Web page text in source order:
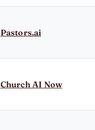
Pastors.ai
Church AI Now